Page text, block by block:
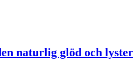
naturlig glöd och